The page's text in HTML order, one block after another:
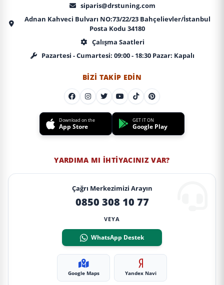
siparis@drstuning.com
Adnan Kahveci Bulvarı NO:73/22/23 Bahçelievler/İstanbul
Posta Kodu 34180
Çalışma Saatleri
Pazartesi - Cumartesi: 09:00 - 18:30 Pazar: Kapalı
BIZI TAKIP EDIN
Download on the
App Store
GET IT ON
Google Play
YARDIMA MI İHTIYACINIZ VAR?
Çağrı Merkezimizi Arayın
0850 308 10 77
VEYA
WhatsApp Destek
Google Maps Yandex Navi